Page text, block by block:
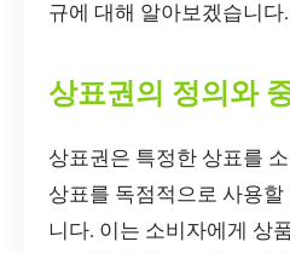
규에 대해 알아보겠습니다.
상표권의 정의와
상표권은 특정한 상표를
상표를 독점적으로 사용
니다. 이는 소비자에게 상